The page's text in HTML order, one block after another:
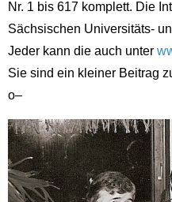
Nr. 1 bis 617 komplett. Die
Sächsischen Universitäts-
Jeder kann die auch unter
Sie sind ein kleiner Beitrag
o–